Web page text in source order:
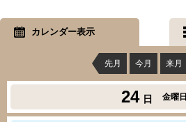
カレンダー表示
先月 今月 来月
24 日 金曜日